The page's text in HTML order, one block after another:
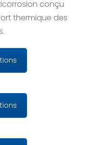
conçu
thermique des